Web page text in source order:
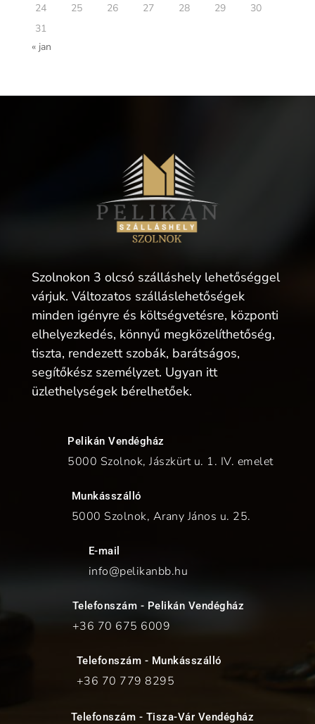
24
25 26 27 28 29
30
31
« jan
Szolnokon 3 olcsó szálláshely lehetőséggel
várjuk. Változatos szálláslehetőségek
minden igényre és költségvetésre, központi
elhelyezkedés, könnyű megközelíthetőség,
tiszta, rendezett szobák, barátságos,
segítőkész személyzet. Ugyan itt
üzlethelységek bérelhetőek.
Pelikán Vendégház
5000 Szolnok, Jászkürt u. 1. IV. emelet
Munkásszálló
5000 Szolnok, Arany János u. 25.
E-mail
info@pelikanbb.hu
Telefonszám - Pelikán Vendégház
+36 70 675 6009
Telefonszám - Munkásszálló
+36 70 779 8295
Telefonszám - Tisza-Vár Vendégház